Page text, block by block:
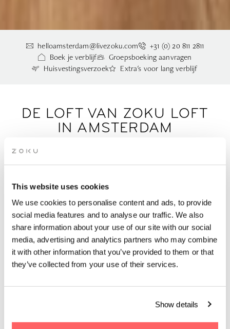
This website uses cookies
We use cookies to personalise content and ads, to provide
social media features and to analyse our traffic. We also
share information about your use of our site with our social
media, advertising and analytics partners who may combine
it with other information that you’ve provided to them or that
they’ve collected from your use of their services.
Show details
helloamsterdam@livezoku.com
+31 (0) 20 811 2811
Boek je verblijf
Groepsboeking aanvragen
Huisvestingsverzoek
Extra's voor lang verblijf
DE LOFT VAN ZOKU LOFT
IN AMSTERDAM
Het einde van de hotelkamer zoals je die kent. In
De Zoku Loft is een flexibel micro-appartement met alles wat
je nodig hebt om comfortabel te wonen en efficiënt te
werken. Elke Loft is geschikt voor twee personen en heeft een
volledige leefruimte, keuken, badkamer en een grote tafel om
aan te eten, werken of samen te komen.
Kort gezegd: de perfecte plek om te wonen, werken en
ontspannen. Je kunt de Loft zelfs persoonlijk maken met
restaurant,bar,terras,